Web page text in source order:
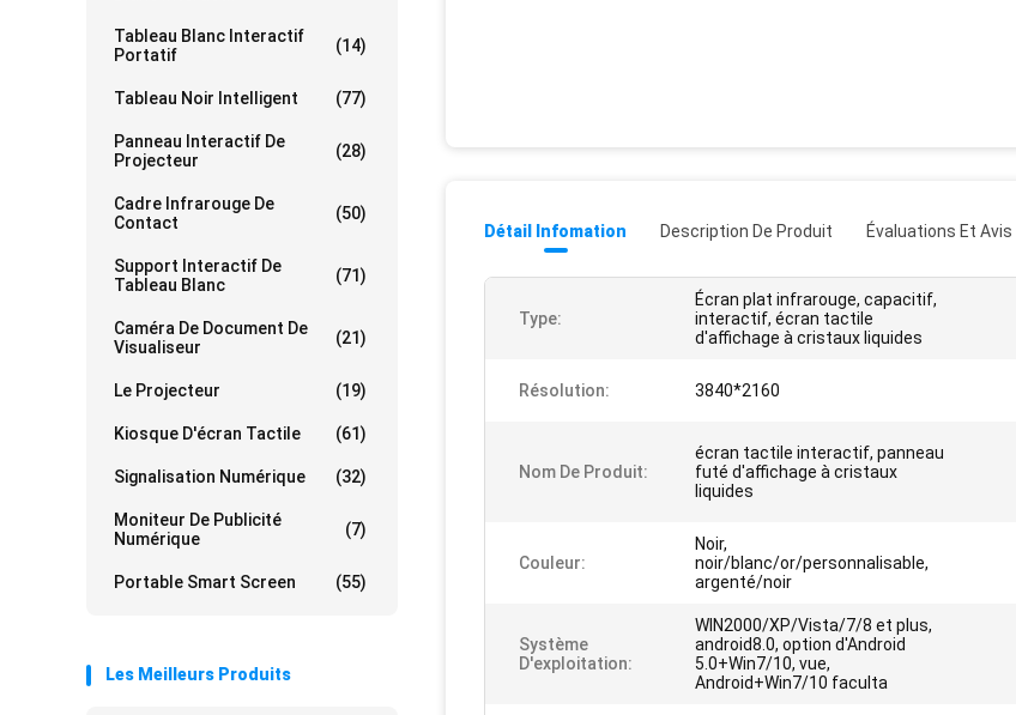
Tableau Blanc Interactif
Portatif
(14)
Tableau Noir Intelligent (77)
Panneau Interactif De
Projecteur
(28)
Cadre Infrarouge De
Contact
(50)
Support Interactif De
Tableau Blanc
(71)
Caméra De Document De
Visualiseur
(21)
Le Projecteur (19)
Kiosque D'écran Tactile (61)
Signalisation Numérique (32)
Moniteur De Publicité
Numérique
(7)
Portable Smart Screen (55)
Les Meilleurs Produits
Détail Infomation Description De Produit Évaluations Et Avis
Type:
Écran plat infrarouge, capacitif,
interactif, écran tactile
d'affichage à cristaux liquides
Résolution: 3840*2160
Nom De Produit:
écran tactile interactif, panneau
futé d'affichage à cristaux
liquides
Couleur:
Noir,
noir/blanc/or/personnalisable,
argenté/noir
Système
D'exploitation:
WIN2000/XP/Vista/7/8 et plus,
android8.0, option d'Android
5.0+Win7/10, vue,
Android+Win7/10 faculta